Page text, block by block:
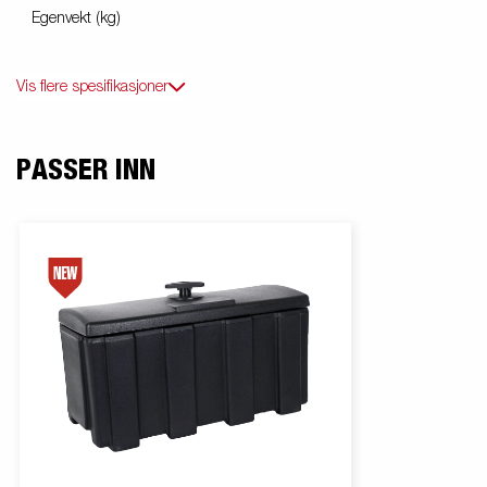
Egenvekt (kg)
Vis flere spesifikasjoner
PASSER INN